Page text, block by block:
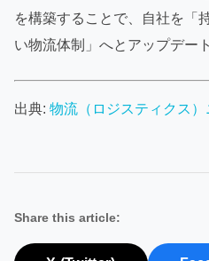
を構築することで、自社を「
い物流体制」へとアップデー
出典: 物流（ロジスティクス
Share this article: